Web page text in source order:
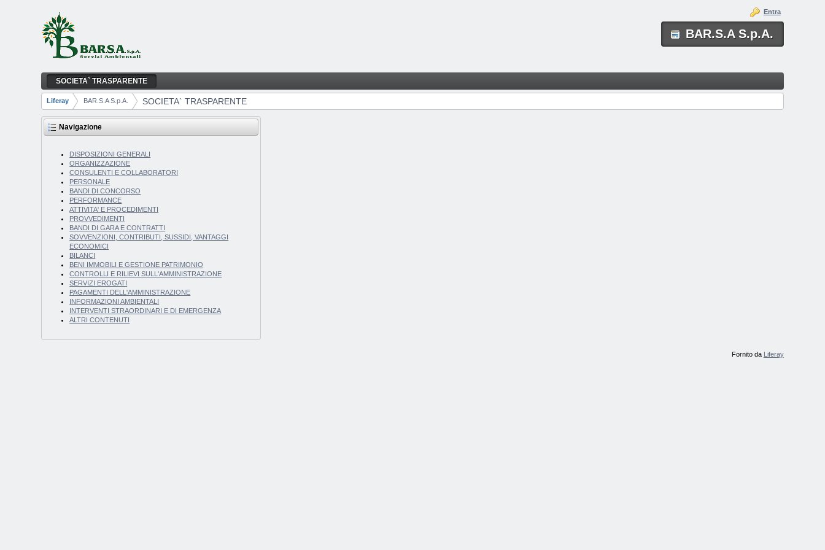
Salta al contenuto
BAR.S.A S.p.A.
SOCIETA` TRASPARENTE
Entra
Navigazione
SOCIETA` TRASPARENTE
Breadcrumb
Liferay BAR.S.A S.p.A. SOCIETA` TRASPARENTE
Navigazione
DISPOSIZIONI GENERALI
ORGANIZZAZIONE
CONSULENTI E COLLABORATORI
PERSONALE
BANDI DI CONCORSO
PERFORMANCE
ATTIVITA' E PROCEDIMENTI
PROVVEDIMENTI
BANDI DI GARA E CONTRATTI
SOVVENZIONI, CONTRIBUTI, SUSSIDI, VANTAGGI
ECONOMICI
BILANCI
BENI IMMOBILI E GESTIONE PATRIMONIO
CONTROLLI E RILIEVI SULL'AMMINISTRAZIONE
SERVIZI EROGATI
PAGAMENTI DELL'AMMINISTRAZIONE
INFORMAZIONI AMBIENTALI
INTERVENTI STRAORDINARI E DI EMERGENZA
ALTRI CONTENUTI
Fornito da Liferay